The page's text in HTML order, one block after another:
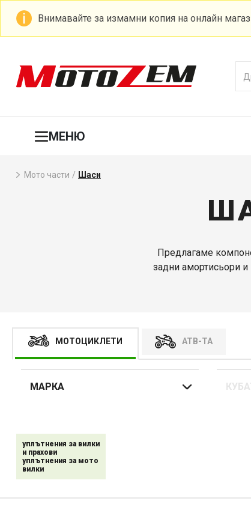
Внимавайте за измамни копия на онлайн
МЕНЮ
Мото части / Шаси
Предлагаме
задни амортисьори
стандарти за
МОТОЦИКЛЕТИ АТВ-ТА
МАРКА
уплътнения за вилки
и прахови
уплътнения за мото
вилки